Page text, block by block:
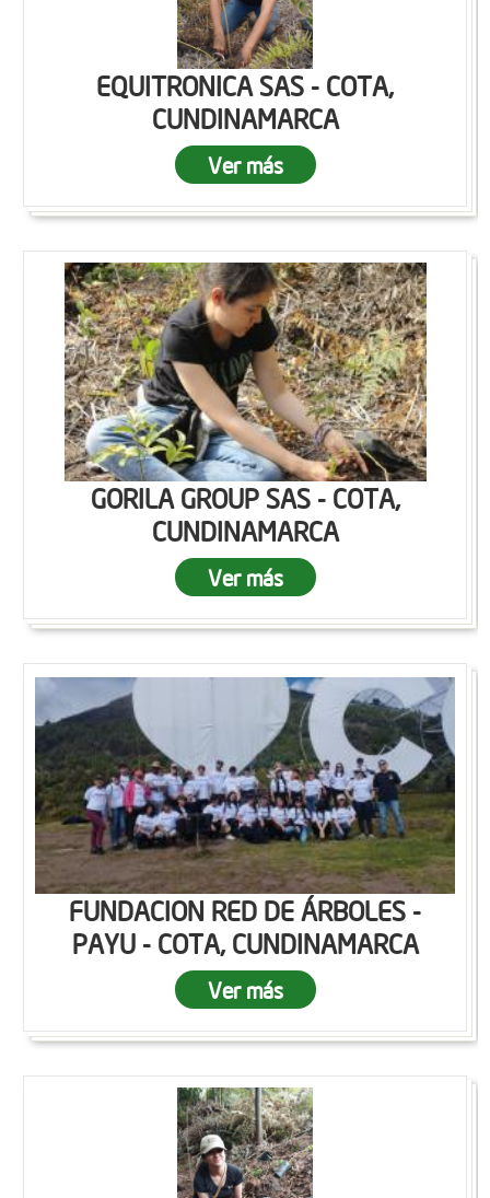
EQUITRONICA SAS - COTA,
CUNDINAMARCA
Ver más
GORILA GROUP SAS - COTA,
CUNDINAMARCA
Ver más
FUNDACION RED DE ÁRBOLES -
PAYU - COTA, CUNDINAMARCA
Ver más